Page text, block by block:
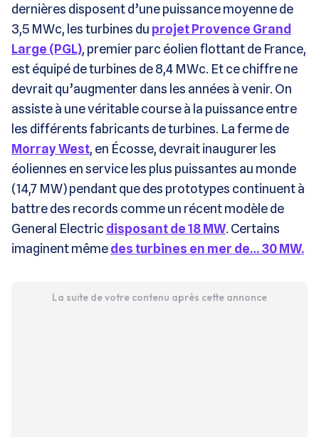
dernières disposent d’une puissance moyenne de
3,5 MWc, les turbines du projet Provence Grand
Large (PGL), premier parc éolien flottant de France,
est équipé de turbines de 8,4 MWc. Et ce chiffre ne
devrait qu’augmenter dans les années à venir. On
assiste à une véritable course à la puissance entre
les différents fabricants de turbines. La ferme de
Morray West, en Écosse, devrait inaugurer les
éoliennes en service les plus puissantes au monde
(14,7 MW) pendant que des prototypes continuent à
battre des records comme un récent modèle de
General Electric disposant de 18 MW. Certains
imaginent mêmedes turbines en mer de… 30 MW.
La suite de votre contenu après cette annonce